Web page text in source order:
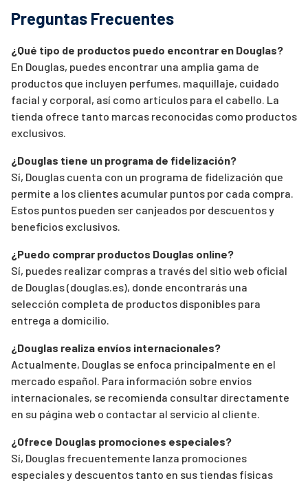
Preguntas Frecuentes
¿Qué tipo de productos puedo encontrar en Douglas?
En Douglas, puedes encontrar una amplia gama de
productos que incluyen perfumes, maquillaje, cuidado
facial y corporal, así como artículos para el cabello. La
tienda ofrece tanto marcas reconocidas como productos
exclusivos.
¿Douglas tiene un programa de fidelización?
Sí, Douglas cuenta con un programa de fidelización que
permite a los clientes acumular puntos por cada compra.
Estos puntos pueden ser canjeados por descuentos y
beneficios exclusivos.
¿Puedo comprar productos Douglas online?
Sí, puedes realizar compras a través del sitio web oficial
de Douglas (douglas.es), donde encontrarás una
selección completa de productos disponibles para
entrega a domicilio.
¿Douglas realiza envíos internacionales?
Actualmente, Douglas se enfoca principalmente en el
mercado español. Para información sobre envíos
internacionales, se recomienda consultar directamente
en su página web o contactar al servicio al cliente.
¿Ofrece Douglas promociones especiales?
Sí, Douglas frecuentemente lanza promociones
especiales y descuentos tanto en sus tiendas físicas